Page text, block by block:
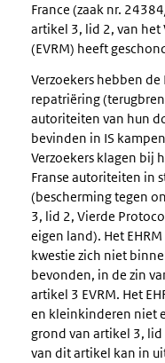
France (zaak nr.
artikel 3, lid 2, van het
(EVRM) heeft
Verzoekers hebben
repatriëring
autoriteiten van hun
bevinden in IS
Verzoekers klagen bij
Franse autoriteiten in
(bescherming tegen
3, lid 2, Vierde
eigen land). Het
kwestie zich niet
bevonden, in de zin
artikel 3 EVRM. Het
en kleinkinderen niet
grond van artikel 3,
van dit artikel kan in